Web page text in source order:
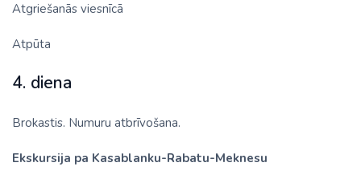
Atgriešanās viesnīcā
Atpūta
4. diena
Brokastis. Numuru atbrīvošana.
Ekskursija pa Kasablanku-Rabatu-Meknesu